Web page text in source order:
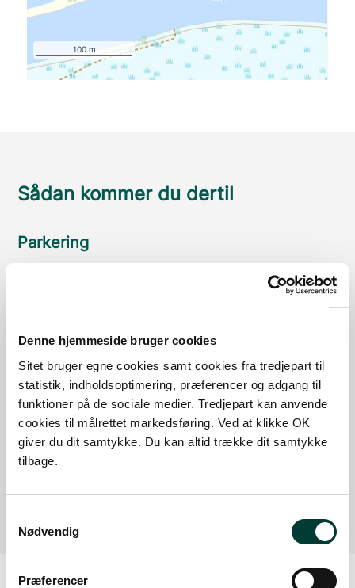
Denne hjemmeside bruger cookies
Sitet bruger egne cookies samt cookies fra tredjepart til
statistik, indholdsoptimering, præferencer og adgang til
funktioner på de sociale medier. Tredjepart kan anvende
cookies til målrettet markedsføring. Ved at klikke OK
giver du dit samtykke. Du kan altid trække dit samtykke
tilbage.
Nødvendig
Præferencer
100 m
Sådan kommer du dertil
Parkering
Google Maps
Holdeplads ved Pumpestation Nord
Mulighed for parkering af ca. 15 biler.
Læs mere
Parkeringsplads ved Pumpestation Nord
Læs mere